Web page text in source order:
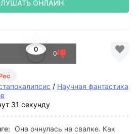
ОНЛАЙН
0
0
/ Научная фантастика
31 секунду
Она очнулась на свалке. Как